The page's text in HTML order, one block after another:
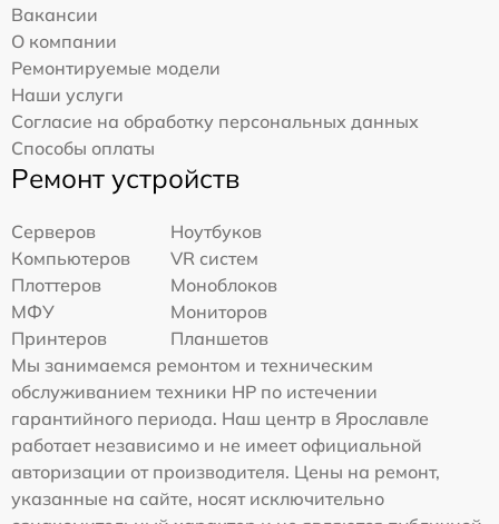
Вакансии
О компании
Ремонтируемые модели
Наши услуги
Согласие на обработку персональных данных
Способы оплаты
Ремонт устройств
Серверов
Ноутбуков
Компьютеров
VR систем
Плоттеров
Моноблоков
МФУ
Мониторов
Принтеров
Планшетов
Мы занимаемся ремонтом и техническим
обслуживанием техники HP по истечении
гарантийного периода. Наш центр в Ярославле
работает независимо и не имеет официальной
авторизации от производителя. Цены на ремонт,
указанные на сайте, носят исключительно